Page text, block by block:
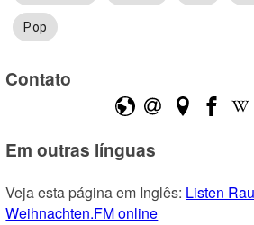
Pop
Contato
Em outras línguas
Veja esta página em Inglês: Listen
Weihnachten.FM online